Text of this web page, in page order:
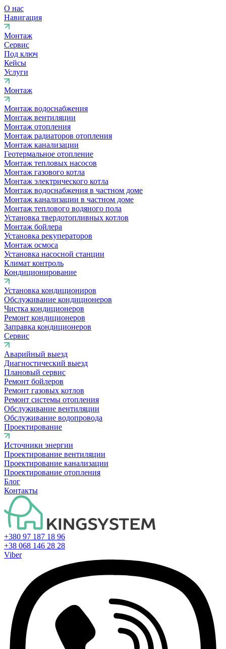
О нас
Навигация
Монтаж
Сервис
Под ключ
Кейсы
Услуги
Монтаж
Монтаж водоснабжения
Монтаж вентиляции
Монтаж отопления
Монтаж радиаторов отопления
Монтаж канализации
Геотермальное отопление
Монтаж тепловых насосов
Монтаж газового котла
Монтаж электрического котла
Монтаж водоснабжения в частном доме
Монтаж канализации в частном доме
Монтаж теплового водяного пола
Установка твердотопливных котлов
Монтаж бойлера
Установка рекуператоров
Монтаж осмоса
Установка насосной станции
Климат контроль
Кондиционирование
Установка кондициониров
Обслуживание кондиционеров
Чистка кондиционеров
Ремонт кондиционеров
Заправка кондиционеров
Сервис
Аварийный выезд
Диагностический выезд
Плановый сервис
Ремонт бойлеров
Ремонт газовых котлов
Ремонт системы отопления
Обслуживание вентиляции
Обслуживание водопровода
Проектирование
Источники энергии
Проектирование вентиляции
Проектирование канализации
Проектирование отопления
Блог
Контакты
+380 97 187 18 96
+38 068 146 28 28
Viber